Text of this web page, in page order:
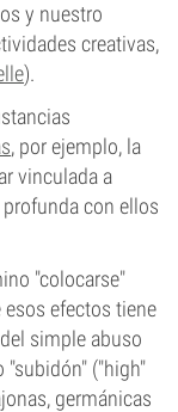
y nuestro
creativas,
).
, por ejemplo, la
vinculada a
con ellos
"colocarse"
efectos tiene
simple abuso
"subidón" ("high"
germánicas